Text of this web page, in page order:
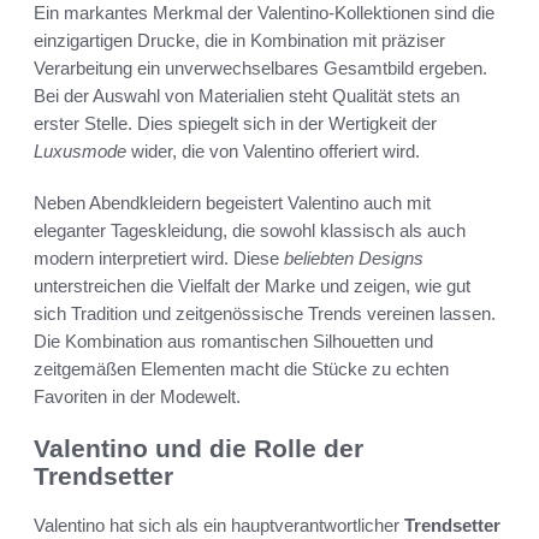
Ein markantes Merkmal der Valentino-Kollektionen sind die
einzigartigen Drucke, die in Kombination mit präziser
Verarbeitung ein unverwechselbares Gesamtbild ergeben.
Bei der Auswahl von Materialien steht Qualität stets an
erster Stelle. Dies spiegelt sich in der Wertigkeit der
Luxusmode wider, die von Valentino offeriert wird.
Neben Abendkleidern begeistert Valentino auch mit
eleganter Tageskleidung, die sowohl klassisch als auch
modern interpretiert wird. Diese beliebten Designs
unterstreichen die Vielfalt der Marke und zeigen, wie gut
sich Tradition und zeitgenössische Trends vereinen lassen.
Die Kombination aus romantischen Silhouetten und
zeitgemäßen Elementen macht die Stücke zu echten
Favoriten in der Modewelt.
Valentino und die Rolle der
Trendsetter
Valentino hat sich als ein hauptverantwortlicher Trendsetter